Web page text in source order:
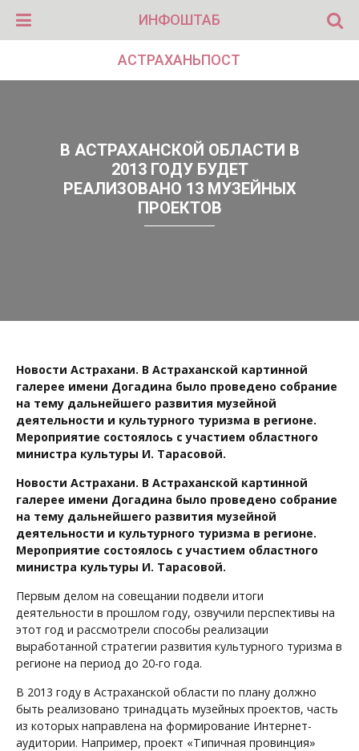
ИНФОШТАБ
АСТРАХАНЬПОСТ
В АСТРАХАНСКОЙ ОБЛАСТИ В
2013 ГОДУ БУДЕТ
РЕАЛИЗОВАНО 13 МУЗЕЙНЫХ
ПРОЕКТОВ
Новости Астрахани. В Астраханской картинной
галерее имени Догадина было проведено собрание
на тему дальнейшего развития музейной
деятельности и культурного туризма в регионе.
Мероприятие состоялось с участием областного
министра культуры И. Тарасовой.
Новости Астрахани. В Астраханской картинной
галерее имени Догадина было проведено собрание
на тему дальнейшего развития музейной
деятельности и культурного туризма в регионе.
Мероприятие состоялось с участием областного
министра культуры И. Тарасовой.
Первым делом на совещании подвели итоги
деятельности в прошлом году, озвучили перспективы на
этот год и рассмотрели способы реализации
выработанной стратегии развития культурного туризма в
регионе на период до 20-го года.
В 2013 году в Астраханской области по плану должно
быть реализовано тринадцать музейных проектов, часть
из которых направлена на формирование Интернет-
аудитории. Например, проект «Типичная провинция»